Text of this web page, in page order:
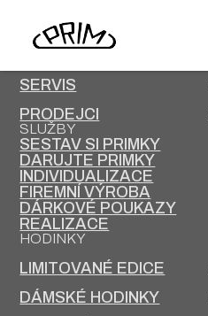
PRIM
SERVIS
PRODEJCI
SLUŽBY
SESTAV SI PRIMKY
DARUJTE PRIMKY
INDIVIDUALIZACE
FIREMNÍ VÝROBA
DÁRKOVÉ POUKAZY
REALIZACE
HODINKY
LIMITOVANÉ EDICE
DÁMSKÉ HODINKY